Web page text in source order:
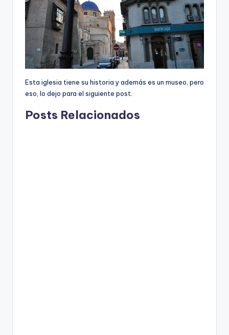
Esta iglesia tiene su historia y además es un museo, pero
eso, lo dejo para el siguiente post.
Posts Relacionados